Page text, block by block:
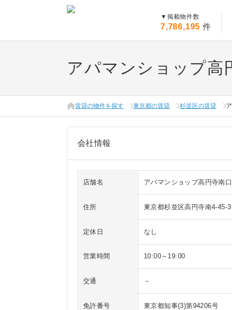
▼ 掲載物件数
7,786,195 件
アパマンショップ高
賃貸の物件を探す 東京都の賃貸 杉並区の賃貸
会社情報
店舗名 アパマンショップ高円寺南
住所 東京都杉並区高円寺南4-45-3
定休日 なし
営業時間 10:00～19:00
交通 －
免許番号 東京都知事(3)第94206号